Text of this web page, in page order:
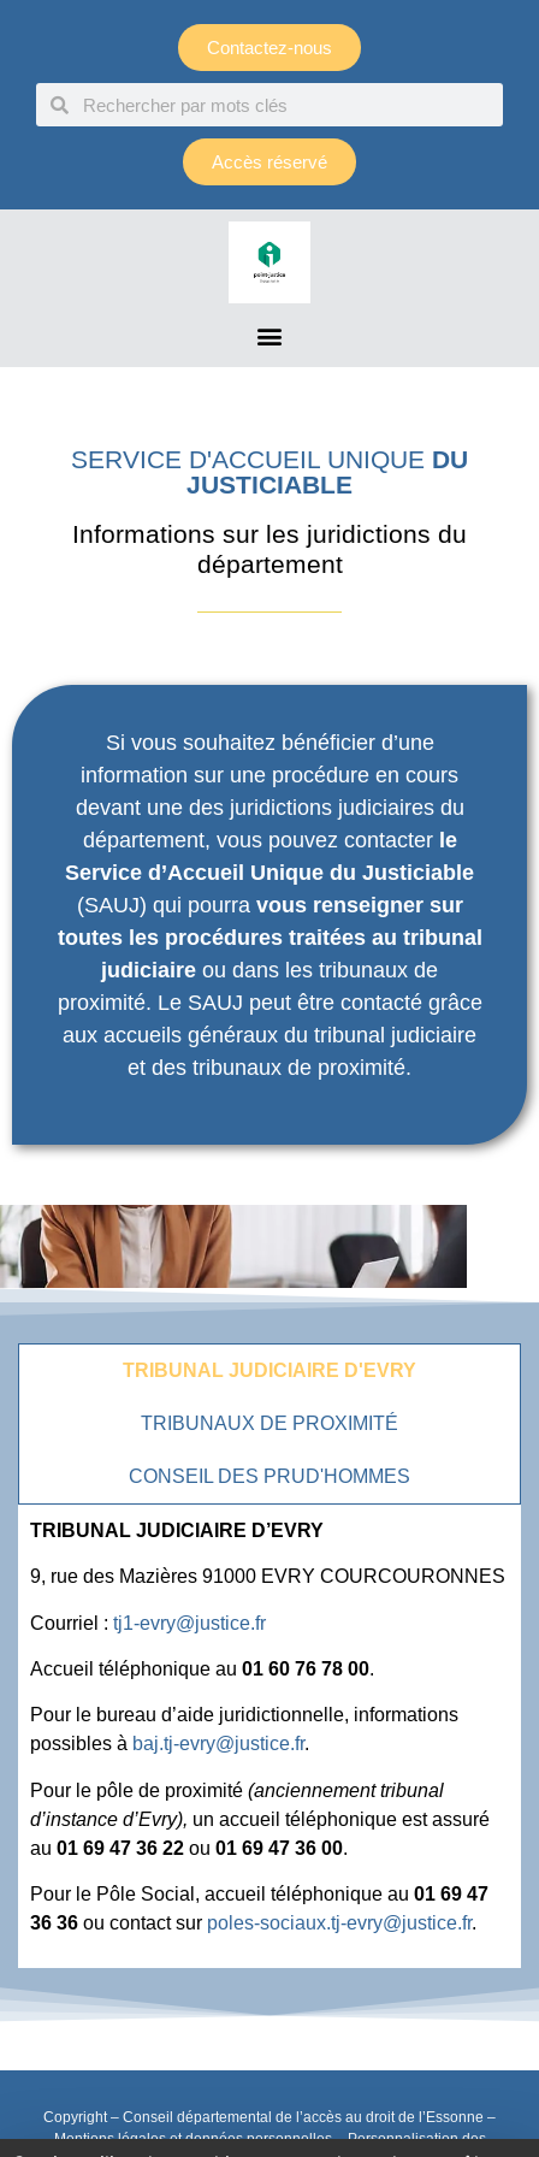
Contactez-nous
Accès réservé
SERVICE D'ACCUEIL UNIQUE DU
JUSTICIABLE
Informations sur les juridictions du
département
Si vous souhaitez bénéficier d’une
information sur une procédure en cours
devant une des juridictions judiciaires du
département, vous pouvez contacter le
Service d’Accueil Unique du Justiciable
(SAUJ) qui pourra vous renseigner sur
toutes les procédures traitées au tribunal
judiciaire ou dans les tribunaux de
proximité. Le SAUJ peut être contacté grâce
aux accueils généraux du tribunal judiciaire
et des tribunaux de proximité.
TRIBUNAL JUDICIAIRE D'EVRY
TRIBUNAUX DE PROXIMITÉ
CONSEIL DES PRUD'HOMMES
TRIBUNAL JUDICIAIRE D’EVRY
9, rue des Mazières 91000 EVRY COURCOURONNES
Courriel : tj1-evry@justice.fr
Accueil téléphonique au 01 60 76 78 00.
Pour le bureau d’aide juridictionnelle, informations
possibles à baj.tj-evry@justice.fr.
Pour le pôle de proximité (anciennement tribunal
d’instance d’Evry), un accueil téléphonique est assuré
au 01 69 47 36 22 ou 01 69 47 36 00.
Pour le Pôle Social, accueil téléphonique au 01 69 47
36 36 ou contact sur poles-sociaux.tj-evry@justice.fr.
Copyright – Conseil départemental de l’accès au droit de l’Essonne –
Mentions légales et données personnelles–Personnalisation des